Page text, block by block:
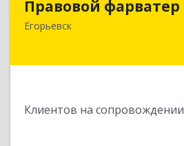
Правовой фарватер
Егорьевск
Клиентов на сопровождении